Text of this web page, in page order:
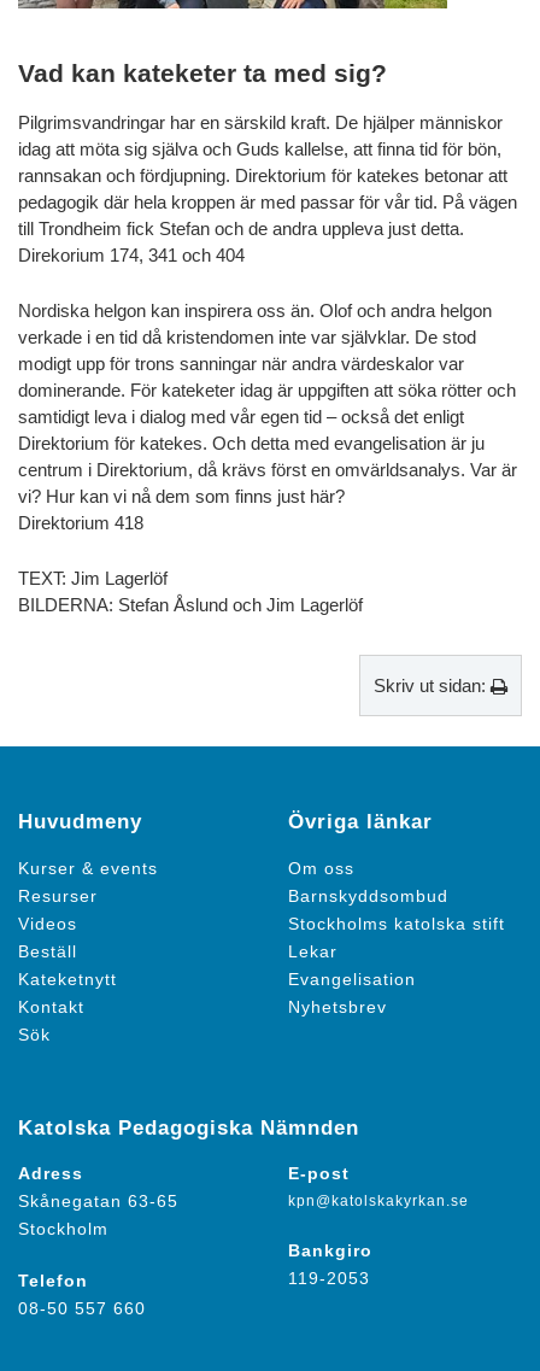
Vad kan kateketer ta med sig?
Pilgrimsvandringar har en särskild kraft. De hjälper människor
idag att möta sig själva och Guds kallelse, att finna tid för bön,
rannsakan och fördjupning. Direktorium för katekes betonar att
pedagogik där hela kroppen är med passar för vår tid. På vägen
till Trondheim fick Stefan och de andra uppleva just detta.
Direkorium 174, 341 och 404
Nordiska helgon kan inspirera oss än. Olof och andra helgon
verkade i en tid då kristendomen inte var självklar. De stod
modigt upp för trons sanningar när andra värdeskalor var
dominerande. För kateketer idag är uppgiften att söka rötter och
samtidigt leva i dialog med vår egen tid – också det enligt
Direktorium för katekes. Och detta med evangelisation är ju
centrum i Direktorium, då krävs först en omvärldsanalys. Var är
vi? Hur kan vi nå dem som finns just här?
Direktorium 418
TEXT: Jim Lagerlöf
BILDERNA: Stefan Åslund och Jim Lagerlöf
Skriv ut sidan:
Huvudmeny
Kurser & events
Resurser
Videos
Beställ
Kateketnytt
Kontakt
Sök
Övriga länkar
Om oss
Barnskyddsombud
Stockholms katolska stift
Lekar
Evangelisation
Nyhetsbrev
Katolska Pedagogiska Nämnden
Adress
Skånegatan 63-65
Stockholm
Telefon
08-50 557 660
E-post
kpn@katolskakyrkan.se
Bankgiro
119-2053